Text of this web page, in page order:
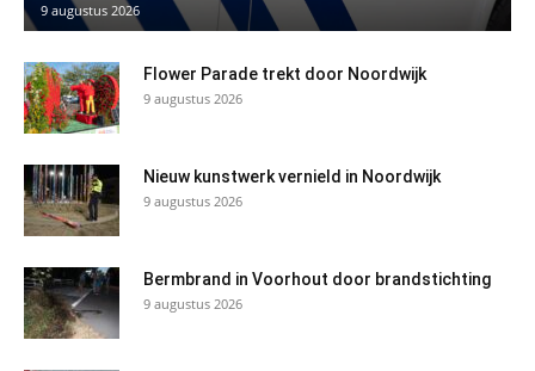
9 augustus 2026
Flower Parade trekt door Noordwijk
9 augustus 2026
Nieuw kunstwerk vernield in Noordwijk
9 augustus 2026
Bermbrand in Voorhout door brandstichting
9 augustus 2026